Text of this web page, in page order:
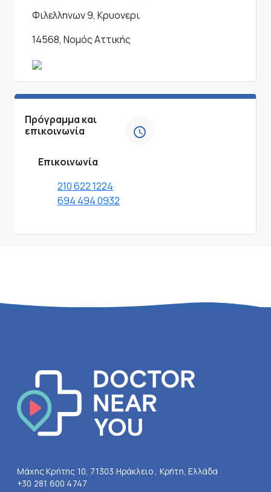
Φιλελληνων 9, Κρυονερι
14568, Νομός Αττικής
Πρόγραμμα και
επικοινωνία
Επικοινωνία
210 622 1224
694 494 0932
Μάχης Κρήτης 10, 71303 Ηράκλειο , Κρήτη, Ελλάδα
+30 281 600 4747